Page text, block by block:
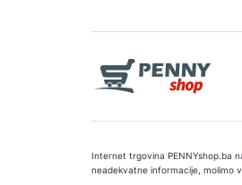
Internet trgovina PENNYshop.ba
neadekvatne informacije, molimo